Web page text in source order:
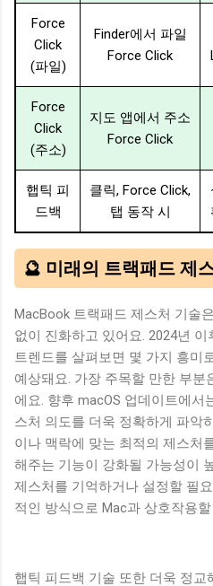
Force
Click
(파일)
Finder에서 파일
Force Click
Force
Click
(주소)
지도 앱에서 주소
Force Click
햅틱 피
드백
클릭, Force Click,
탭 동작 시
🔮 미래의 트랙패드 제
MacBook 트랙패드 제스처 기술
없이 진화하고 있어요. 2024년
트렌드를 살펴보면 몇 가지 흥미
예상돼요. 가장 주목할 만한 부분
에요. 향후 macOS 업데이트에서
스처 의도를 더욱 정확하게 파악
이나 맥락에 맞는 최적의 제스처
해주는 기능이 강화될 가능성이
제스처를 기억하거나 설정할 필
적인 방식으로 Mac과 상호작용
햅틱 피드백 기술 또한 더욱 정